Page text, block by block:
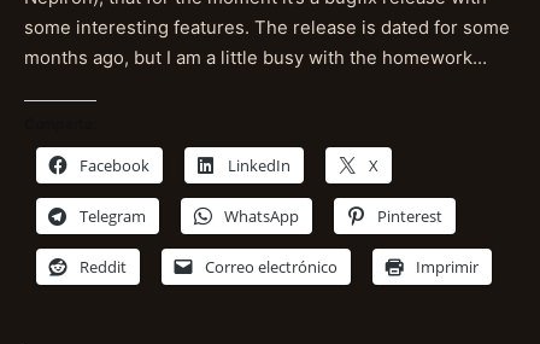
some interesting features. The release is dated for some
months ago, but I am a little busy with the homework…
Facebook LinkedIn X
Telegram WhatsApp Pinterest
Reddit Correo electrónico Imprimir